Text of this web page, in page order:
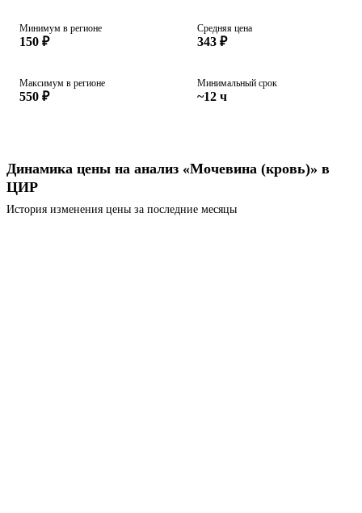
Минимум в регионе
150 ₽
Средняя цена
343 ₽
Максимум в регионе
550 ₽
Минимальный срок
~12 ч
Динамика цены на анализ «Мочевина (кровь)» в
ЦИР
История изменения цены за последние месяцы